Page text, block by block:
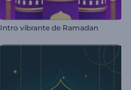
Intro vibrante de Ramadan